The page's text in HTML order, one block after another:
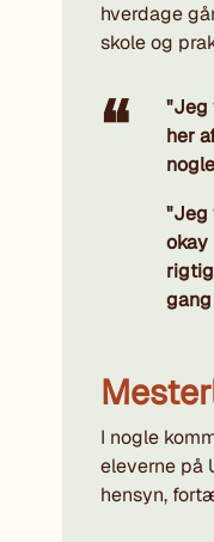
hverdage
skole og
"Jeg
her
"Jeg
okay
I nogle
eleverne på
hensyn,